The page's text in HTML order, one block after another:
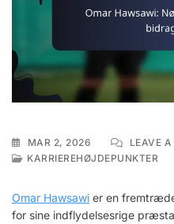
MAR 2, 2026 LEAVE
KARRIEREHØJDEPUNKTER
Omar Hawsawi er en
for sine indflydelsesrige